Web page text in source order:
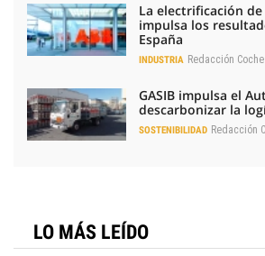
La electrificación
impulsa los
España
INDUSTRIA Redacción Coche
GASIB impulsa el
descarbonizar la
SOSTENIBILIDAD Redacción
LO MÁS LEÍDO